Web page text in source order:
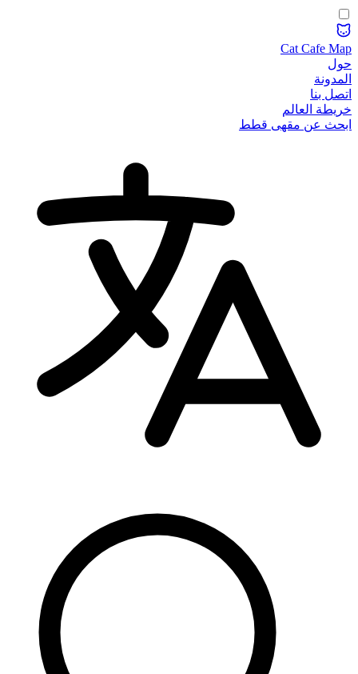
Cat Cafe Map
حول
المدونة
اتصل بنا
خريطة العالم
ابحث عن مقهى قطط